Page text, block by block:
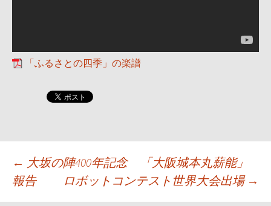
「ふるさとの四季」の楽譜
投
稿
← 大坂の陣400年記念 「大阪城本丸薪能」
報告
ロボットコンテスト世界大会出場 →